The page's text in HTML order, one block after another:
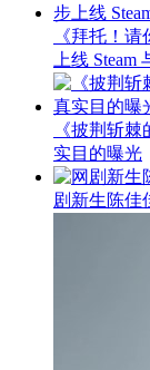
《拜托！
上线 Steam
《披荆斩
实目的曝光
剧新生陈佳